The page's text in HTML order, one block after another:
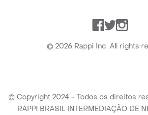
Facebook
Twitter
© 2026 Rappi Inc. All rights
© Copyright 2024 - Todos os direitos
RAPPI BRASIL INTERMEDIAÇÃO DE